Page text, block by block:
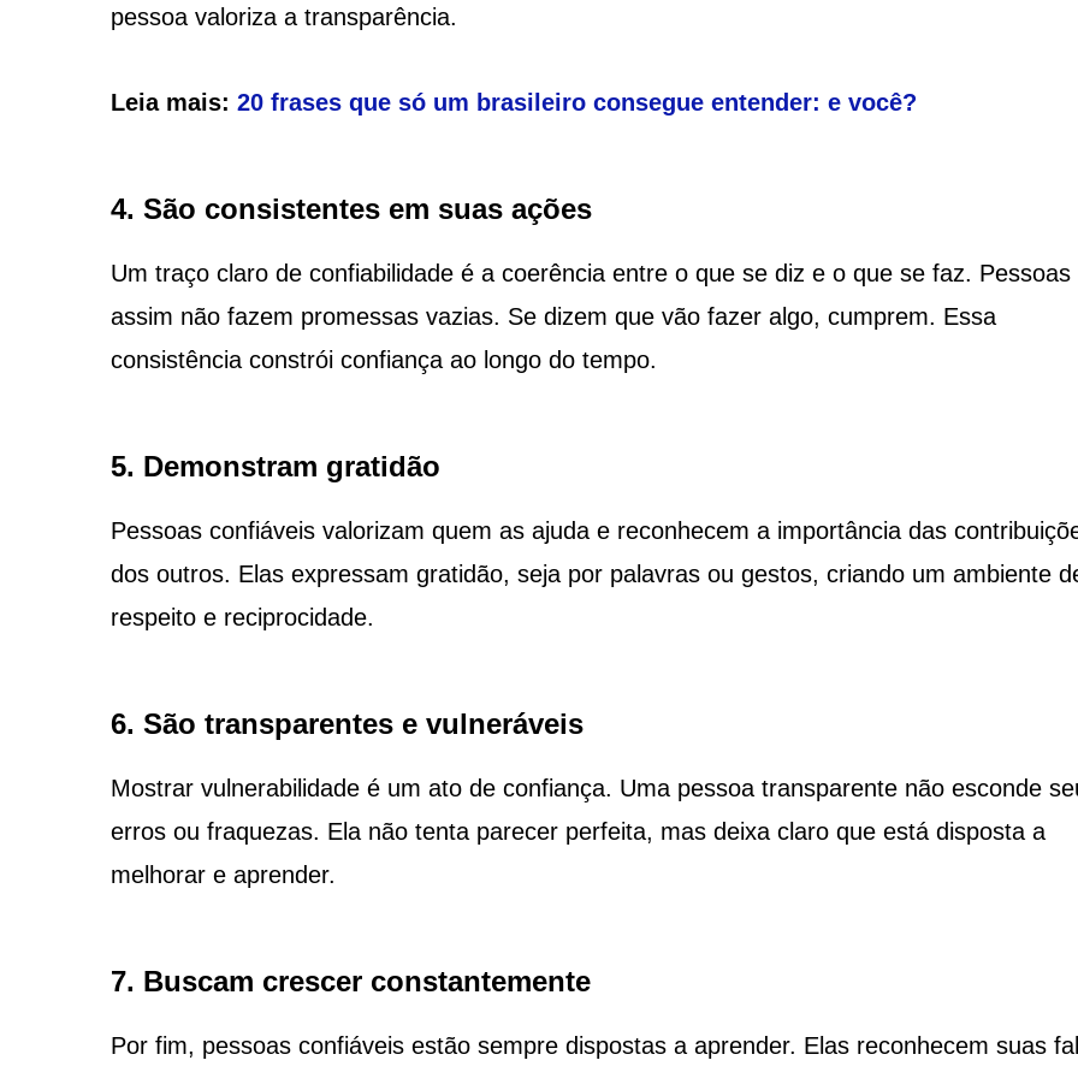
pessoa valoriza a transparência.
Leia mais: 20 frases que só um brasileiro consegue entender: e você?
4. São consistentes em suas ações
Um traço claro de confiabilidade é a coerência entre o que se diz e o que se faz. Pessoas
assim não fazem promessas vazias. Se dizem que vão fazer algo, cumprem. Essa
consistência constrói confiança ao longo do tempo.
5. Demonstram gratidão
Pessoas confiáveis valorizam quem as ajuda e reconhecem a importância das
dos outros. Elas expressam gratidão, seja por palavras ou gestos, criando um ambiente
respeito e reciprocidade.
6. São transparentes e vulneráveis
Mostrar vulnerabilidade é um ato de confiança. Uma pessoa transparente não esconde
erros ou fraquezas. Ela não tenta parecer perfeita, mas deixa claro que está disposta a
melhorar e aprender.
7. Buscam crescer constantemente
Por fim, pessoas confiáveis estão sempre dispostas a aprender. Elas reconhecem suas